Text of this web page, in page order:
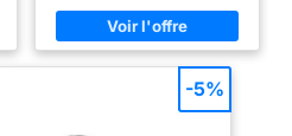
fibres conductrices sur l'index
et le pouce, ces gants s'utilisent
sans les retirer avec tous les
Adhérence optimisée : Le gel de
silicone antidérapant sur la
paume assure une excellente
-5%